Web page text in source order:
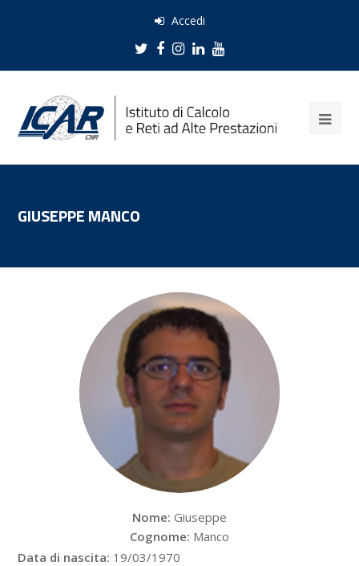
Accedi
Twitter
Facebook
Instagram
LinkedIn
Youtube
GIUSEPPE MANCO
Nome: Giuseppe
Cognome: Manco
Data di nascita: 19/03/1970